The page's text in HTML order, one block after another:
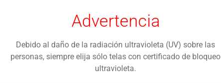
Advertencia
Debido al daño de la radiación ultravioleta (UV) sobre las
personas, siempre elija sólo telas con certificado de bloqueo
ultravioleta.